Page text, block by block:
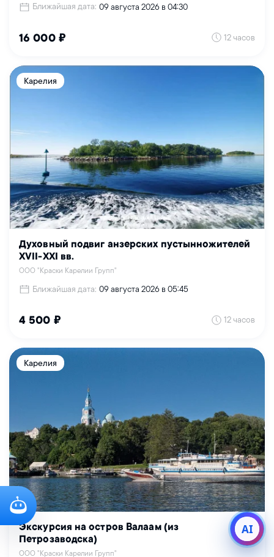
Ближайшая дата: 09 августа 2026 в 04:30
16 000 ₽ 12 часов
Карелия
Духовный подвиг анзерских пустынножителей
XVII-XXI вв.
ООО "Краски Карелии Групп"
Ближайшая дата: 09 августа 2026 в 05:45
4 500 ₽ 12 часов
Карелия
Экскурсия на остров Валаам (из
Петрозаводска)
ООО "Краски Карелии Групп"
AI